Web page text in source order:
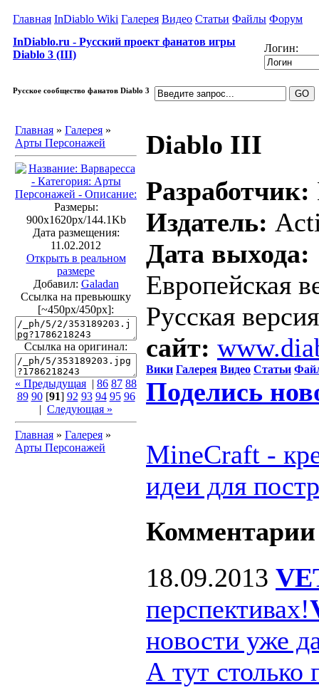
Главная InDiablo Wiki Галерея Видео Статьи Файлы Форум
InDiablo.ru - Русский проект фанатов игры
Diablo 3 (III)
Логин:
Русское сообщество фанатов Diablo 3
Главная » Галерея »
Арты Персонажей
Размеры:
900x1620px/144.1Kb
Дата размещения:
11.02.2012
Открыть в реальном
размере
Добавил: Galadan
Ссылка на превьюшку
[~450px/450px]:
Ссылка на оригинал:
« Предыдущая | 86 87 88
89 90[91] 92 93 94 95 96
| Следующая »
Главная » Галерея »
Арты Персонажей
Diablo III
Разработчик:
Издатель:
Дата выхода:
Европейская
Русская
сайт:
Вики Галерея Видео Статьи
Поделись
MineCraft -
идеи для
Комментарии
18.09.2013
перспективах!
новости уже
А тут